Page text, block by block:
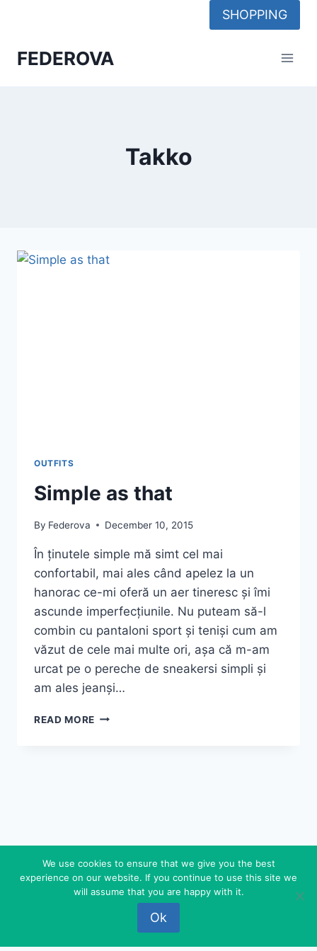
SHOPPING
FEDEROVA
Takko
OUTFITS
Simple as that
By Federova December 10, 2015
În ținutele simple mă simt cel mai
confortabil, mai ales când apelez la un
hanorac ce-mi oferă un aer tineresc și îmi
ascunde imperfecțiunile. Nu puteam să-l
combin cu pantaloni sport și teniși cum am
văzut de cele mai multe ori, așa că m-am
urcat pe o pereche de sneakersi simpli și
am ales jeanși…
READ MORE SIMPLE
© 2026 FEDEROVA - WordPress Theme by
Kadence WP
We use cookies to ensure that we give you the best
experience on our website. If you continue to use this site we
will assume that you are happy with it.
Ok